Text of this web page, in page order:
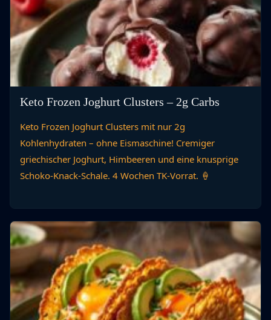
Keto Frozen Joghurt Clusters – 2g Carbs
Keto Frozen Joghurt Clusters mit nur 2g
Kohlenhydraten – ohne Eismaschine! Cremiger
griechischer Joghurt, Himbeeren und eine knusprige
Schoko-Knack-Schale. 4 Wochen TK-Vorrat. 🍦